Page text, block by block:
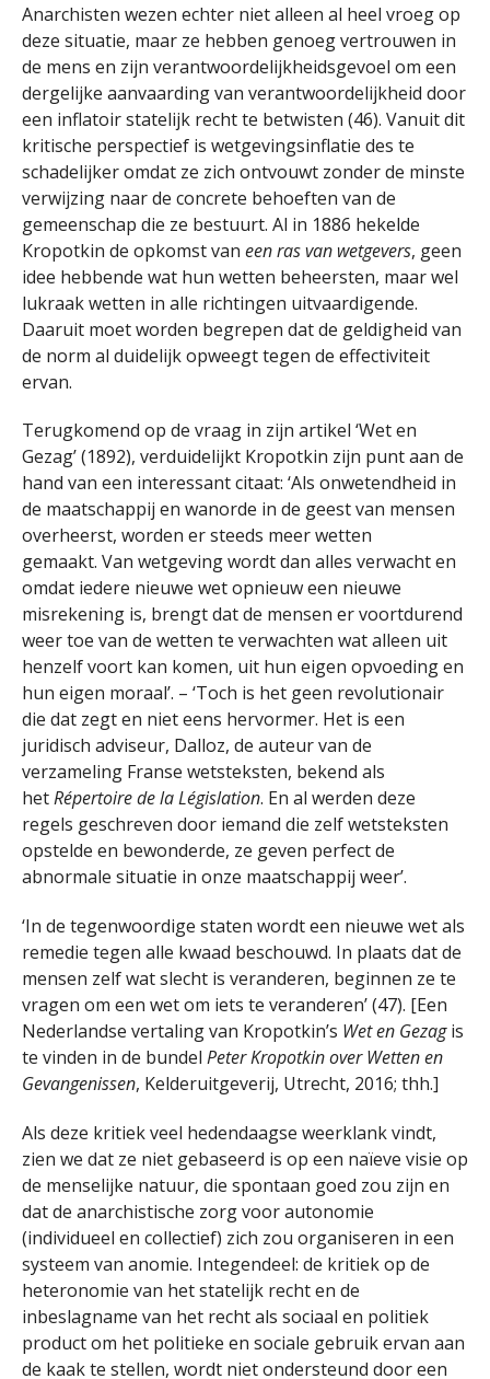
Anarchisten wezen echter niet alleen al heel vroeg op
deze situatie, maar ze hebben genoeg vertrouwen in
de mens en zijn verantwoordelijkheidsgevoel om een ​​
dergelijke aanvaarding van verantwoordelijkheid door
een inflatoir statelijk recht te betwisten (46). Vanuit dit
kritische perspectief is wetgevingsinflatie des te
schadelijker omdat ze zich ontvouwt zonder de minste
verwijzing naar de concrete behoeften van de
gemeenschap die ze bestuurt. Al in 1886 hekelde
Kropotkin de opkomst van een ras van wetgevers, geen
idee hebbende wat hun wetten beheersten, maar wel
lukraak wetten in alle richtingen uitvaardigende.
Daaruit moet worden begrepen dat de geldigheid van
de norm al duidelijk opweegt tegen de effectiviteit
ervan.
Terugkomend op de vraag in zijn artikel ‘Wet en
Gezag’ (1892), verduidelijkt Kropotkin zijn punt aan de
hand van een interessant citaat: ‘Als onwetendheid in
de maatschappij en wanorde in de geest van mensen
overheerst, worden er steeds meer wetten
gemaakt. Van wetgeving wordt dan alles verwacht en
omdat iedere nieuwe wet opnieuw een nieuwe
misrekening is, brengt dat de mensen er voortdurend
weer toe van de wetten te verwachten wat alleen uit
henzelf voort kan komen, uit hun eigen opvoeding en
hun eigen moraal’. – ‘Toch is het geen revolutionair
die dat zegt en niet eens hervormer. Het is een
juridisch adviseur, Dalloz, de auteur van de
verzameling Franse wetsteksten, bekend als
hetRépertoire de la Législation. En al werden deze
regels geschreven door iemand die zelf wetsteksten
opstelde en bewonderde, ze geven perfect de
abnormale situatie in onze maatschappij weer’.
‘In de tegenwoordige staten wordt een nieuwe wet als
remedie tegen alle kwaad beschouwd. In plaats dat de
mensen zelf wat slecht is veranderen, beginnen ze te
vragen om een ​​wet om iets te veranderen’ (47). [Een
Nederlandse vertaling van Kropotkin’s Wet en Gezagis
te vinden in de bundel Peter Kropotkin over Wetten en
Gevangenissen, Kelderuitgeverij, Utrecht, 2016; thh.]
Als deze kritiek veel hedendaagse weerklank vindt,
zien we dat ze niet gebaseerd is op een naïeve visie op
de menselijke natuur, die spontaan goed zou zijn en
dat de anarchistische zorg voor autonomie
(individueel en collectief) zich zou organiseren in een
systeem van anomie. Integendeel: de kritiek op de
heteronomie van het statelijk recht en de
inbeslagname van het recht als sociaal en politiek
product om het politieke en sociale gebruik ervan aan
de kaak te stellen, wordt niet ondersteund door een